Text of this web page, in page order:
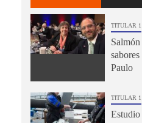
TITULAR 1
Paulo
TITULAR 1
Estudio